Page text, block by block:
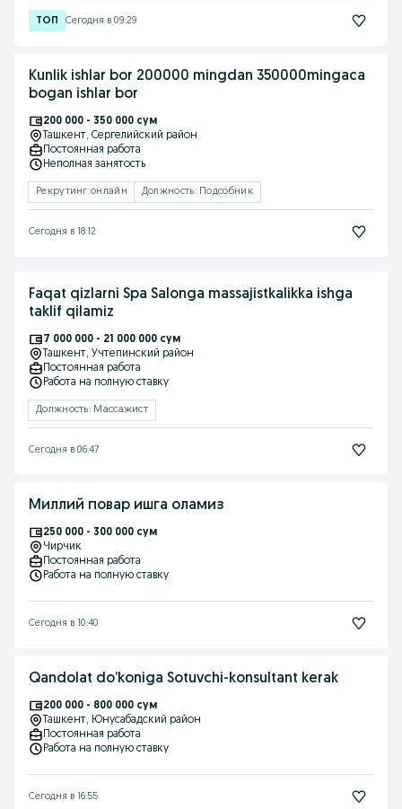
Сегодня в 09:29
Kunlik ishlar bor 200000 mingdan 350000mingaca
bogan ishlar bor
200 000 - 350 000 сум
Ташкент, Сергелийский район
Постоянная работа
Неполная занятость
Рекрутинг онлайн Должность: Подсобник
Сегодня в 18:12
Faqat qizlarni Spa Salonga massajistkalikka ishga
taklif qilamiz
7 000 000 - 21 000 000 сум
Ташкент, Учтепинский район
Постоянная работа
Работа на полную ставку
Должность: Массажист
Сегодня в 06:47
Миллий повар ишга оламиз
250 000 - 300 000 сум
Чирчик
Постоянная работа
Работа на полную ставку
Сегодня в 10:40
Qandolat do’koniga Sotuvchi-konsultant kerak
200 000 - 800 000 сум
Ташкент, Юнусабадский район
Постоянная работа
Работа на полную ставку
Сегодня в 16:55